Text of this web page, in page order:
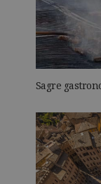
Sagre